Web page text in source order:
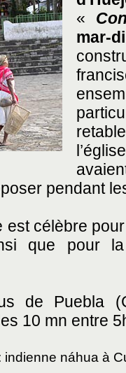
«
mar-
pendant
est célèbre
que pour
de Puebla
10 mn entre
indienne náhua à